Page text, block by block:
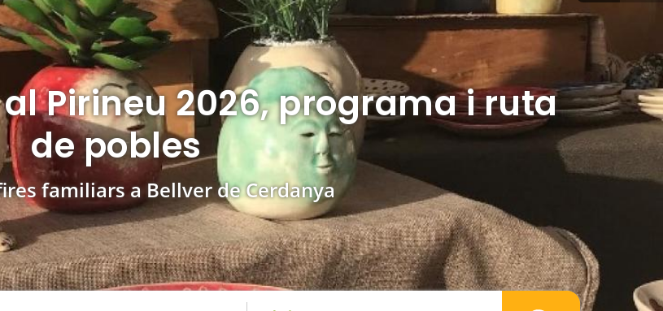
Pirineu 2026, programa i ruta
de pobles
familiars a Bellver de Cerdanya